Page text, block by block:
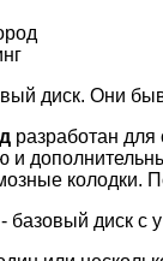
диск. Они
разработан
колодки.
- базовый диск с